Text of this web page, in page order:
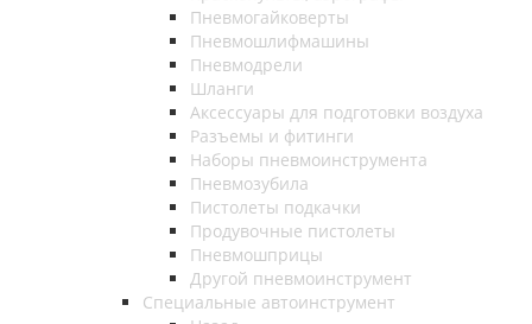
Пневмогайковерты
Пневмошлифмашины
Пневмодрели
Шланги
Аксессуары для подготовки воздуха
Разъемы и фитинги
Наборы пневмоинструмента
Пневмозубила
Пистолеты подкачки
Продувочные пистолеты
Пневмошприцы
Другой пневмоинструмент
Специальные автоинструмент